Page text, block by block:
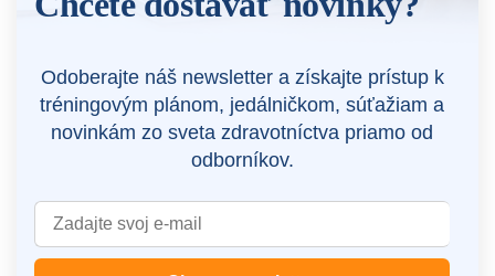
Odoberajte náš newsletter a získajte prístup k
tréningovým plánom, jedálničkom, súťažiam a
novinkám zo sveta zdravotníctva priamo od
odborníkov.